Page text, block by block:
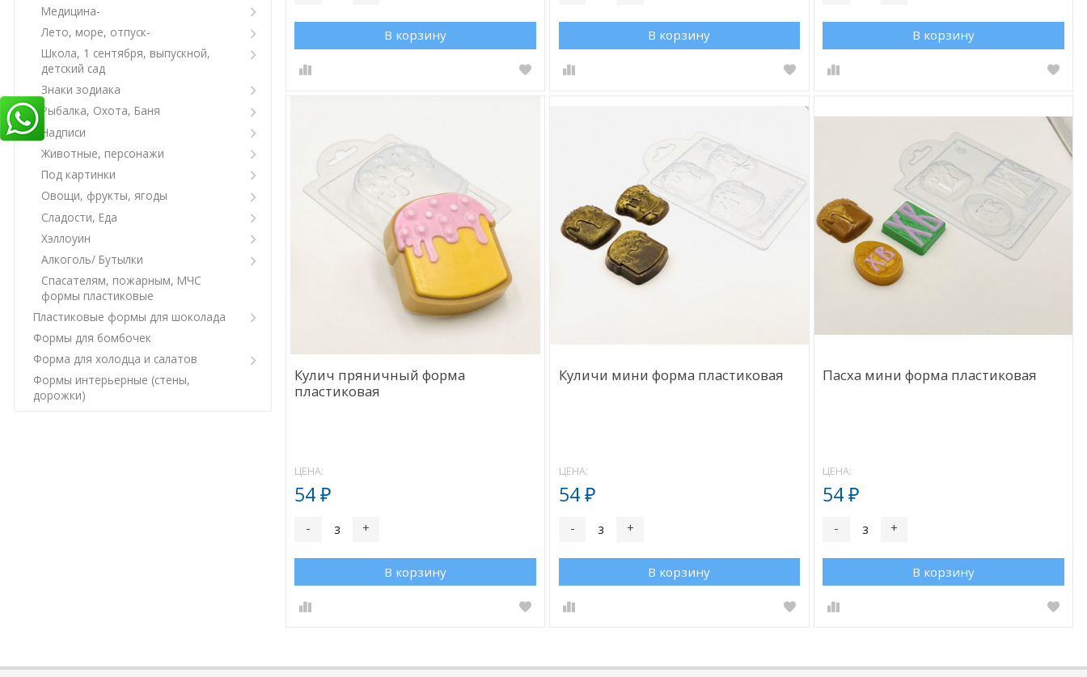
Медицина-
Лето, море, отпуск-
Школа, 1 сентября, выпускной,
детский сад
Знаки зодиака
Рыбалка, Охота, Баня
Надписи
Животные, персонажи
Под картинки
Овощи, фрукты, ягоды
Сладости, Еда
Хэллоуин
Алкоголь/ Бутылки
Спасателям, пожарным, МЧС
формы пластиковые
Пластиковые формы для шоколада
Формы для бомбочек
Форма для холодца и салатов
Формы интерьерные (стены,
дорожки)
В корзину В корзину В корзину
Кулич пряничный форма
пластиковая
ЦЕНА:
54₽
- +
В корзину
Куличи мини форма пластиковая
ЦЕНА:
54 ₽
- +
В корзину
Пасха мини форма пластиковая
ЦЕНА:
54₽
- +
В корзину